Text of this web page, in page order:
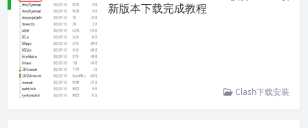
新版本下载完成教程
Clash下载安装